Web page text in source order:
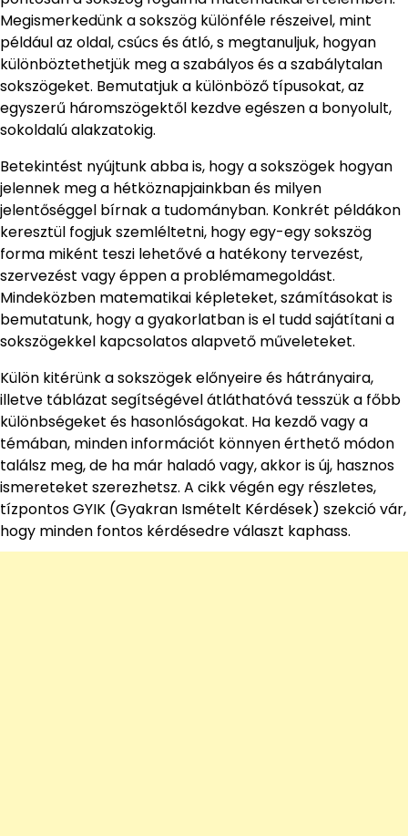
Megismerkedünk a sokszög különféle részeivel, mint
például az oldal, csúcs és átló, s megtanuljuk, hogyan
különböztethetjük meg a szabályos és a szabálytalan
sokszögeket. Bemutatjuk a különböző típusokat, az
egyszerű háromszögektől kezdve egészen a bonyolult,
sokoldalú alakzatokig.
Betekintést nyújtunk abba is, hogy a sokszögek hogyan
jelennek meg a hétköznapjainkban és milyen
jelentőséggel bírnak a tudományban. Konkrét példákon
keresztül fogjuk szemléltetni, hogy egy-egy sokszög
forma miként teszi lehetővé a hatékony tervezést,
szervezést vagy éppen a problémamegoldást.
Mindeközben matematikai képleteket, számításokat is
bemutatunk, hogy a gyakorlatban is el tudd sajátítani a
sokszögekkel kapcsolatos alapvető műveleteket.
Külön kitérünk a sokszögek előnyeire és hátrányaira,
illetve táblázat segítségével átláthatóvá tesszük a főbb
különbségeket és hasonlóságokat. Ha kezdő vagy a
témában, minden információt könnyen érthető módon
találsz meg, de ha már haladó vagy, akkor is új, hasznos
ismereteket szerezhetsz. A cikk végén egy részletes,
tízpontos GYIK (Gyakran Ismételt Kérdések) szekció vár,
hogy minden fontos kérdésedre választ kaphass.